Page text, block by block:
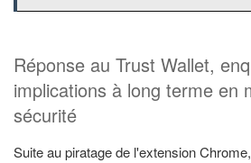
Réponse au Trust Wallet,
implications à long terme en
sécurité
Suite au piratage de l'extension